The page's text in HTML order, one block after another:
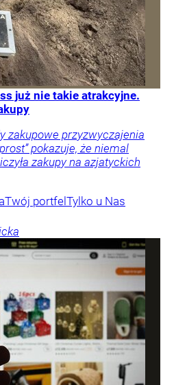
już nie takie atrakcyjne.
zakupowe przyzwyczajenia
pokazuje, że niemal
zakupy na azjatyckich
Twój portfel Tylko u Nas